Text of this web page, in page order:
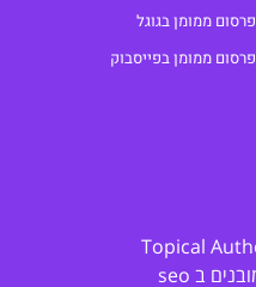
פרסום ממומן בגוגל
פרסום ממומן בפייסבוק